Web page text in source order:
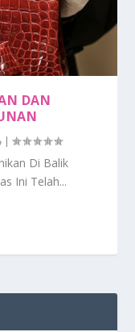
DAN
|
Di Balik
Ini Telah...